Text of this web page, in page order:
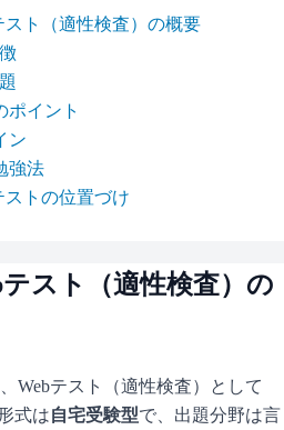
スト（適性検査）の概要
ポイント
ン
強法
ストの位置づけ
スト（適性検査）の
Webテスト（適性検査）として
式は自宅受験型で、 出題分野は言